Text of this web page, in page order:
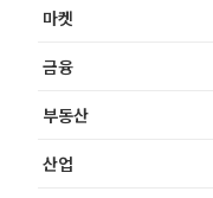
마켓
금융
부동산
산업